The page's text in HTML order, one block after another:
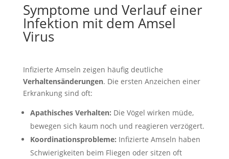
Symptome und Verlauf einer
Infektion mit dem Amsel
Virus
Infizierte Amseln zeigen häufig deutliche
Verhaltensänderungen. Die ersten Anzeichen einer
Erkrankung sind oft:
Apathisches Verhalten: Die Vögel wirken müde,
bewegen sich kaum noch und reagieren verzögert.
Koordinationsprobleme: Infizierte Amseln haben
Schwierigkeiten beim Fliegen oder sitzen oft